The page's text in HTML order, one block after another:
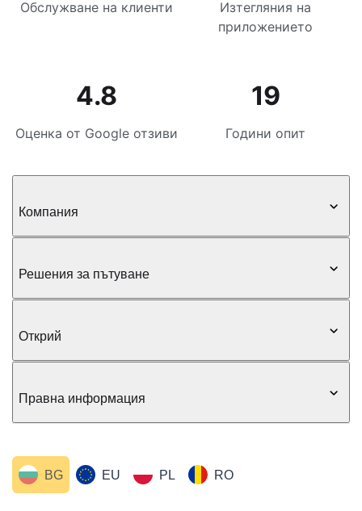
Обслужване на клиенти
Изтегляния на
приложението
4.8
Оценка от Google отзиви
19
Години опит
Компания
Решения за пътуване
Открий
Правна информация
EU
BG PL RO